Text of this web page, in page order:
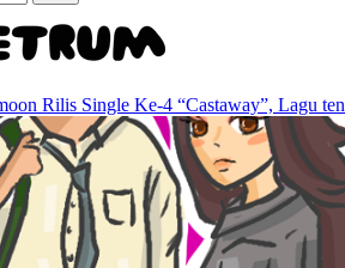
Rilis Single Ke-4 “Castaway”, Lagu